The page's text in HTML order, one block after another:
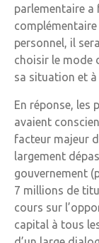
parlementaire a
personnel, il
choisir le mode
sa situation et
En réponse, les
avaient
facteur majeur
largement
gouvernement
7 millions de
cours sur
capital à tous